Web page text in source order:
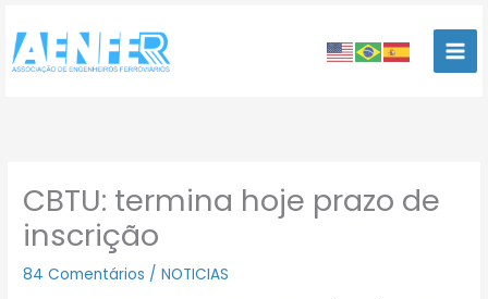
para
conteúdo
CBTU: termina hoje prazo de
inscrição
84 Comentários /NOTICIAS